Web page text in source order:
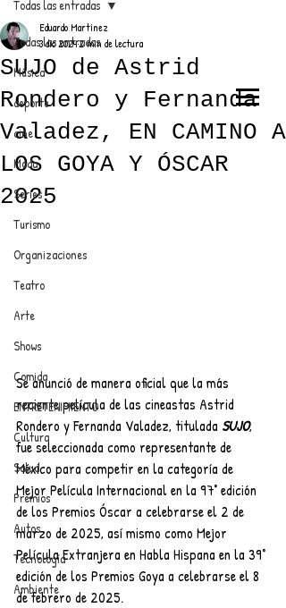
ANUNCIATE CON NOSOTROS
PARA MÁS INFORMACIÓN:
dinamicaseltrendytop@gmail.com
EL TRENDY TOP
CON EDDY MARTINEZ
Todas las entradas
Música
deporte
cine
Moda
Series
Turismo
Organizaciones
Teatro
Arte
Shows
Comida
ENTRETENIMIENTO
Cultura
Salud
Premios
Autos
Tecnología
Ambiente
Todas las entradas
SUJO de Astrid
Rondero y Fernanda
Valadez, EN CAMINO A
LOS GOYA Y ÓSCAR
2025
Eduardo Martínez
3 dic 20242 min de lectura
Se anunció de manera oficial que la más
reciente película de las cineastas Astrid
Rondero y Fernanda Valadez, titulada SUJO,
fue seleccionada como representante de
México para competir en la categoría de
Mejor Película Internacional en la 97° edición
de los Premios Óscar a celebrarse el 2 de
marzo de 2025, así mismo como Mejor
Película Extranjera en Habla Hispana en la 39°
edición de los Premios Goya a celebrarse el 8
de febrero de 2025.